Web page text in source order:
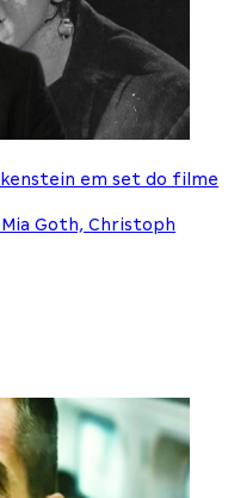
em set do filme
Goth, Christoph